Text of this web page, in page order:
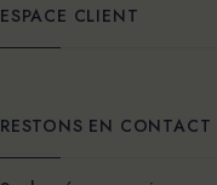
ESPACE CLIENT
RESTONS EN CONTACT